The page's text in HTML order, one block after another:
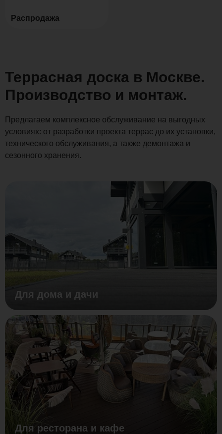
Распродажа
Террасная доска в Москве.
Производство и монтаж.
Предлагаем комплексное обслуживание на выгодных
условиях: от разработки проекта террас до их установки,
технического обслуживания, а также демонтажа и
сезонного хранения.
Для дома и дачи
Для ресторана и кафе